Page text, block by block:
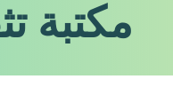
مكتبة